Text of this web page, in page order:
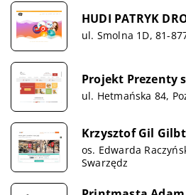
HUDI PATRYK
ul. Smolna 1D, 81-
Projekt Prezenty
ul. Hetmańska 84,
Krzysztof Gil Gilbt
os. Edwarda
Swarzędz